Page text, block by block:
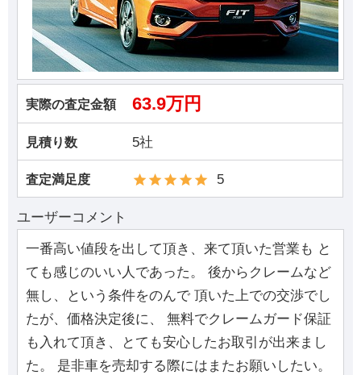
実際の査定金額 63.9万円
見積り数 5社
査定満足度 5
ユーザーコメント
一番高い値段を出して頂き、来て頂いた営業も と
ても感じのいい人であった。 後からクレームなど
無し、という条件をのんで 頂いた上での交渉でし
たが、価格決定後に、 無料でクレームガード保証
も入れて頂き、とても安心したお取引が出来まし
た。 是非車を売却する際にはまたお願いしたい。